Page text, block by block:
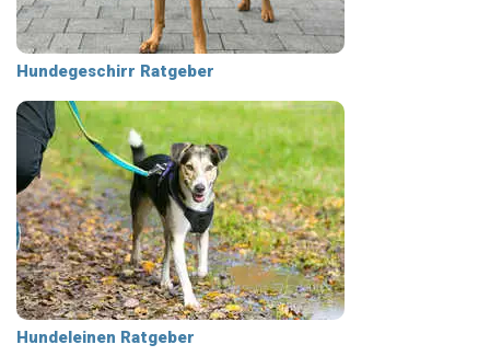
Hundegeschirr Ratgeber
Hundeleinen Ratgeber